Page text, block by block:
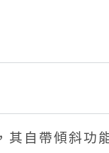
自帶傾斜功